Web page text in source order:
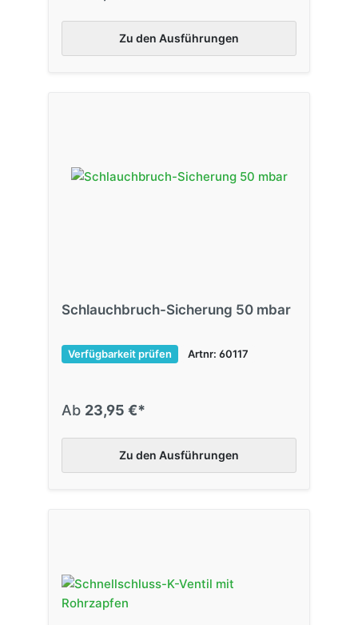
Zu den Ausführungen
Schlauchbruch-Sicherung 50 mbar
Verfügbarkeit prüfen Artnr: 60117
Ab 23,95 €*
Zu den Ausführungen